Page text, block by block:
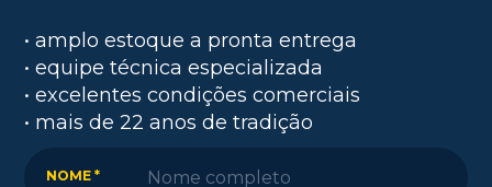
• amplo estoque a pronta entrega
• equipe técnica especializada
• excelentes condições comerciais
• mais de 22 anos de tradição
NOME *